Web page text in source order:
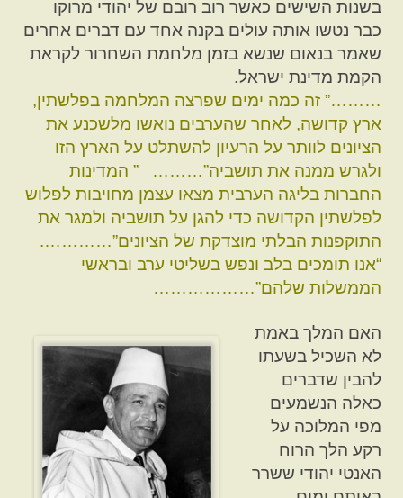
בשנות השישים כאשר רוב רובם של יהודי מרוקו
כבר נטשו אותה עולים בקנה אחד עם דברים אחרים
שאמר בנאום שנשא בזמן מלחמת השחרור לקראת
הקמת מדינת ישראל.
………” זה כמה ימים שפרצה המלחמה בפלשתין,
ארץ קדושה, לאחר שהערבים נואשו מלשכנע את
הציונים לוותר על הרעיון להשתלט על הארץ הזו
ולגרש ממנה את תושביה”……… ” המדינות
החברות בליגה הערבית מצאו עצמן מחויבות לפלוש
לפלשתין הקדושה כדי להגן על תושביה ולמגר את
התוקפנות הבלתי מוצדקת של הציונים”………….
“אנו תומכים בלב ונפש בשליטי ערב ובראשי
הממשלות שלהם”………………
האם המלך באמת
לא השכיל בשעתו
להבין שדברים
כאלה הנשמעים
מפי המלוכה על
רקע הלך הרוח
האנטי יהודי ששרר